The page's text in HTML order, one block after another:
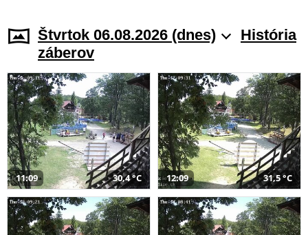
Štvrtok 06.08.2026 (dnes)
História
záberov
11:09 30,4 °C 12:09 31,5 °C